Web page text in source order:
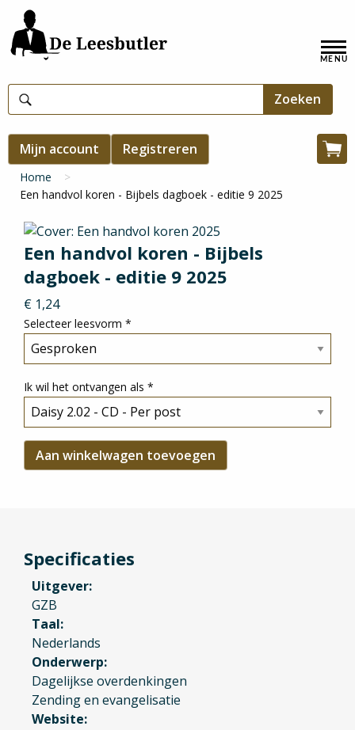
Overslaan
en
naar
inhoud
gaan
Hoofdnavigatie
Gebruikersmenu
Mijn account Registreren
Kruimelpad
Home
Een handvol koren - Bijbels dagboek - editie 9 2025
Een handvol koren - Bijbels
dagboek - editie 9 2025
€ 1,24
Selecteer leesvorm *
Ik wil het ontvangen als *
Specificaties
Uitgever
GZB
Taal
Nederlands
Onderwerp
Dagelijkse overdenkingen
Zending en evangelisatie
Website